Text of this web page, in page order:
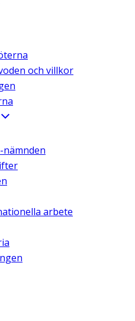
och villkor
nämnden
arbete